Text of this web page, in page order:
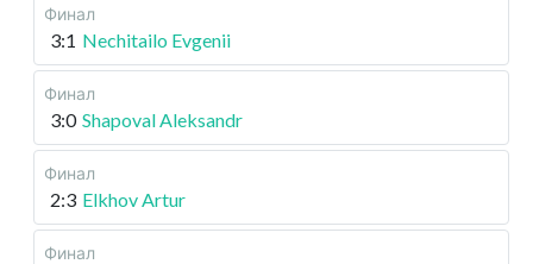
Финал
3:1 Nechitailo Evgenii
Финал
3:0 Shapoval Aleksandr
Финал
2:3 Elkhov Artur
Финал